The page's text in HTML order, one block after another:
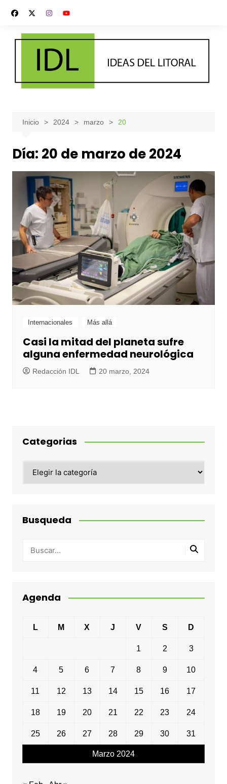
contenido
Inicio 2024 marzo 20
Día: 20 de marzo de 2024
Internacionales Más allá
Casi la mitad del planeta sufre
alguna enfermedad neurológica
Redacción IDL 20 marzo, 2024
Categorias
Busqueda
Agenda
Marzo 2024
L M X J V S D
1 2 3
4 5 6 7 8 9 10
11 12 13 14 15 16 17
18 19 20 21 22 23 24
25 26 27 28 29 30 31